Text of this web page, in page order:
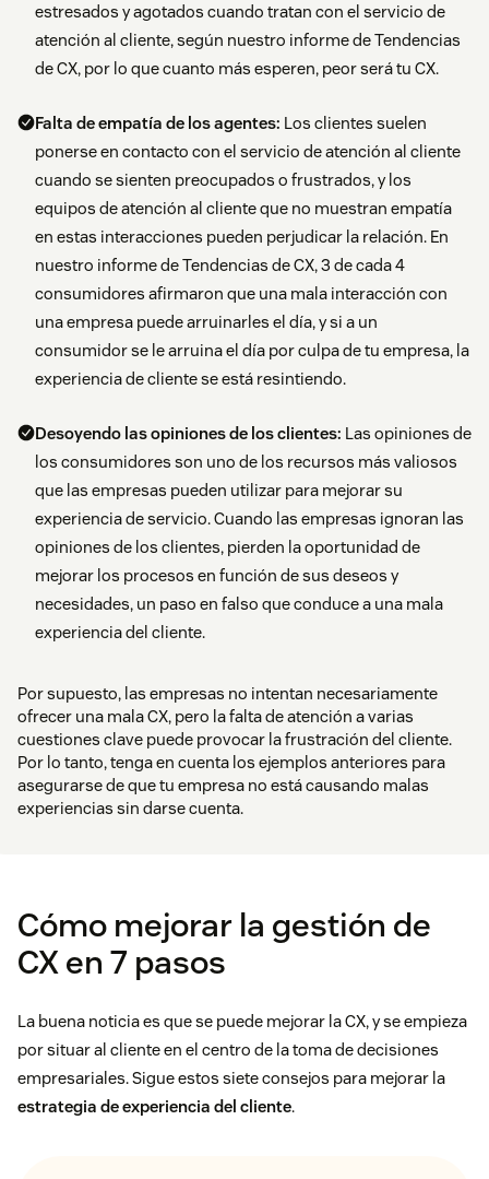
estresados y agotados cuando tratan con el servicio de
atención al cliente, según nuestro informe de Tendencias
de CX, por lo que cuanto más esperen, peor será tu CX.
Falta de empatía de los agentes: Los clientes suelen
ponerse en contacto con el servicio de atención al cliente
cuando se sienten preocupados o frustrados, y los
equipos de atención al cliente que no muestran empatía
en estas interacciones pueden perjudicar la relación. En
nuestro informe de Tendencias de CX, 3 de cada 4
consumidores afirmaron que una mala interacción con
una empresa puede arruinarles el día, y si a un
consumidor se le arruina el día por culpa de tu empresa, la
experiencia de cliente se está resintiendo.
Desoyendo las opiniones de los clientes: Las opiniones de
los consumidores son uno de los recursos más valiosos
que las empresas pueden utilizar para mejorar su
experiencia de servicio. Cuando las empresas ignoran las
opiniones de los clientes, pierden la oportunidad de
mejorar los procesos en función de sus deseos y
necesidades, un paso en falso que conduce a una mala
experiencia del cliente.
Por supuesto, las empresas no intentan necesariamente
ofrecer una mala CX, pero la falta de atención a varias
cuestiones clave puede provocar la frustración del cliente.
Por lo tanto, tenga en cuenta los ejemplos anteriores para
asegurarse de que tu empresa no está causando malas
experiencias sin darse cuenta.
Cómo mejorar la gestión de
CX en 7 pasos
La buena noticia es que se puede mejorar la CX, y se empieza
por situar al cliente en el centro de la toma de decisiones
empresariales. Sigue estos siete consejos para mejorar la
estrategia de experiencia del cliente.